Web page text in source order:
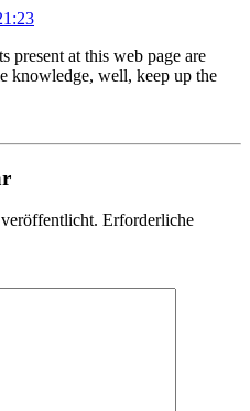
present at this web page are
knowledge, well, keep up the
Erforderliche